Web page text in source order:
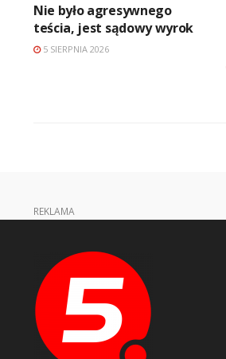
Nie było agresywnego
teścia, jest sądowy wyrok
5 SIERPNIA 2026
REKLAMA